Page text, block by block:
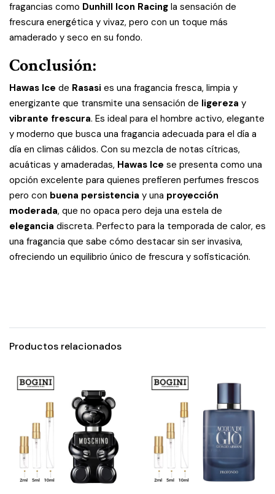
fragancias como Dunhill Icon Racing la sensación de
frescura energética y vivaz, pero con un toque más
amaderado y seco en su fondo.
Conclusión:
Hawas Ice de Rasasi es una fragancia fresca, limpia y
energizante que transmite una sensación de ligereza y
vibrante frescura. Es ideal para el hombre activo, elegante
y moderno que busca una fragancia adecuada para el día a
día en climas cálidos. Con su mezcla de notas cítricas,
acuáticas y amaderadas, Hawas Ice se presenta como una
opción excelente para quienes prefieren perfumes frescos
pero con buena persistencia y una proyección
moderada, que no opaca pero deja una estela de
elegancia discreta. Perfecto para la temporada de calor, es
una fragancia que sabe cómo destacar sin ser invasiva,
ofreciendo un equilibrio único de frescura y sofisticación.
Productos relacionados